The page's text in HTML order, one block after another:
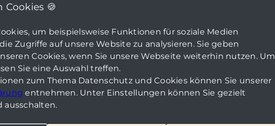
🍪
um beispielsweise Funktionen für soziale Medien
Zugriffe auf unsere Website zu analysieren. Sie geben
Cookies, wenn Sie unsere Webseite weiterhin nutzen. Um
Sie eine Auswahl treffen.
zum Thema Datenschutz und Cookies können Sie unserer
entnehmen. Unter Einstellungen können Sie gezielt
ausschalten.